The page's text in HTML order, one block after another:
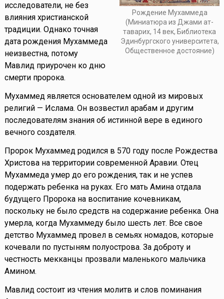
Рождение Мухаммеда
(Миниатюра из Джами ат-
таварих, 14 век, Библиотека
Эдинбургского университета,
Общественное достояние)
исследователи, не без
влияния христианской
традиции. Однако точная
дата рождения Мухаммеда
неизвестна, потому
Мавлид приурочен ко дню
смерти пророка.
Мухаммед является основателем одной из мировых
религий — Ислама. Он возвестил арабам и другим
последователям знания об истинной вере в единого
вечного создателя.
Пророк Мухаммед родился в 570 году после Рождества
Христова на территории современной Аравии. Отец
Мухаммеда умер до его рождения, так и не успев
подержать ребенка на руках. Его мать Амина отдала
будущего Пророка на воспитание кочевникам,
поскольку не было средств на содержание ребенка. Она
умерла, когда Мухаммеду было шесть лет. Все свое
детство Мухаммед провел в семьях номадов, которые
кочевали по пустыням полуострова. За доброту и
честность мекканцы прозвали маленького мальчика
Амином.
Мавлид состоит из чтения молитв и слов поминания